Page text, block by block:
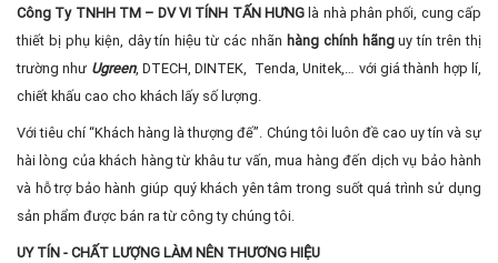
Công Ty TNHH TM – DV VI TÍNH TẤN HƯNG là nhà phân phối, cung cấp
thiết bị phụ kiện, dây tín hiệu từ các nhãn hàng chính hãnguy tín trên thị
trường như Ugreen, DTECH, DINTEK, Tenda, Unitek,… với giá thành hợp lí,
chiết khấu cao cho khách lấy số lượng.
Với tiêu chí “Khách hàng là thượng đế”. Chúng tôi luôn đề cao uy tín và sự
hài lòng của khách hàng từ khâu tư vấn, mua hàng đến dịch vụ bảo hành
và hỗ trợ bảo hành giúp quý khách yên tâm trong suốt quá trình sử dụng
sản phẩm được bán ra từ công ty chúng tôi.
UY TÍN - CHẤT LƯỢNG LÀM NÊN THƯƠNG HIỆU